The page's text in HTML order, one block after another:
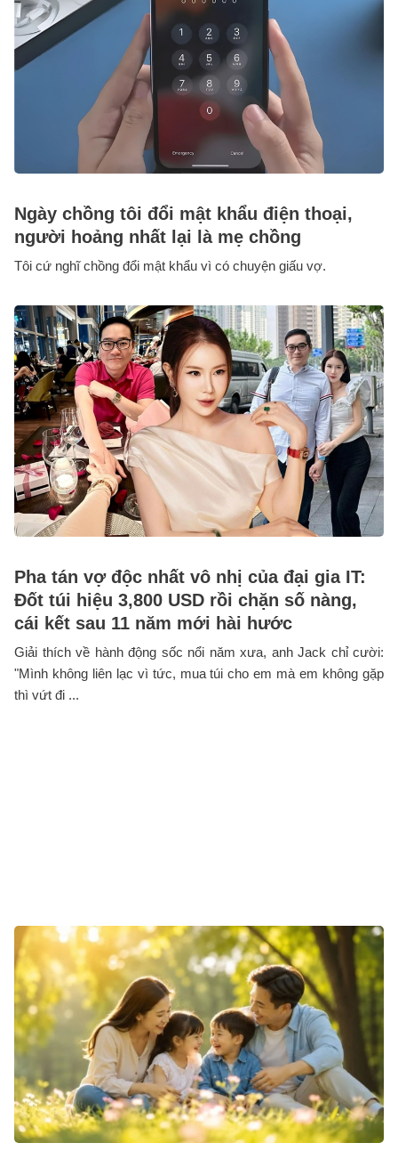
Ngày chồng tôi đổi mật khẩu điện thoại,
người hoảng nhất lại là mẹ chồng
Tôi cứ nghĩ chồng đổi mật khẩu vì có chuyện giấu vợ.
Pha tán vợ độc nhất vô nhị của đại gia IT:
Đốt túi hiệu 3,800 USD rồi chặn số nàng,
cái kết sau 11 năm mới hài hước
Giải thích về hành động sốc nổi năm xưa, anh Jack chỉ cười:
"Mình không liên lạc vì tức, mua túi cho em mà em không gặp
thì vứt đi ...